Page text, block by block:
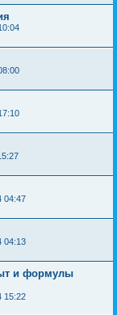
04:47
04:13
и формулы
15:22